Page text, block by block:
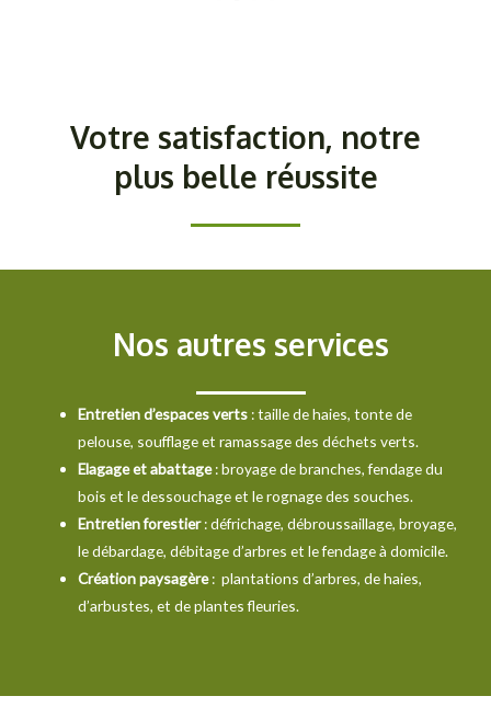
Votre satisfaction, notre
plus belle réussite
Nos autres services
Entretien d’espaces verts :taille de haies,tonte de
pelouse, soufflage et ramassage des déchets verts.
Elagage et abattage: broyage de branches, fendage du
bois et ledessouchage et le rognage des souches.
Entretien forestier: défrichage, débroussaillage, broyage,
le débardage, débitage d’arbres et le fendage à domicile.
Création paysagère : plantations d’arbres, de haies,
d’arbustes, et de plantes fleuries.